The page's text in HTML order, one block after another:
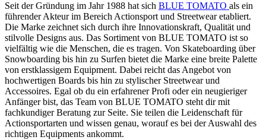
Seit der Gründung im Jahr 1988 hat sich BLUE TOMATO als ein
führender Akteur im Bereich Actionsport und Streetwear etabliert.
Die Marke zeichnet sich durch ihre Innovationskraft, Qualität und
stilvolle Designs aus. Das Sortiment von BLUE TOMATO ist so
vielfältig wie die Menschen, die es tragen. Von Skateboarding über
Snowboarding bis hin zu Surfen bietet die Marke eine breite Palette
von erstklassigem Equipment. Dabei reicht das Angebot von
hochwertigen Boards bis hin zu stylischer Streetwear und
Accessoires. Egal ob du ein erfahrener Profi oder ein neugieriger
Anfänger bist, das Team von BLUE TOMATO steht dir mit
fachkundiger Beratung zur Seite. Sie teilen die Leidenschaft für
Actionsportarten und wissen genau, worauf es bei der Auswahl des
richtigen Equipments ankommt.